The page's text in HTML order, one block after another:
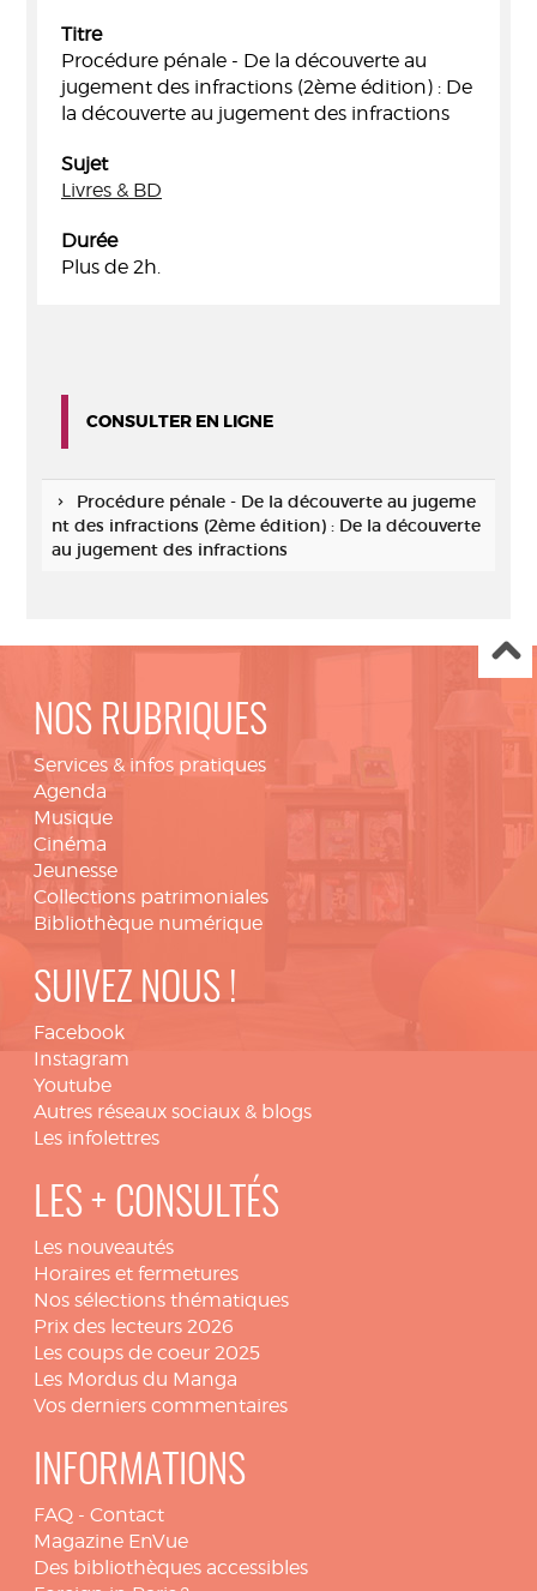
Titre
Procédure pénale - De la découverte au
jugement des infractions (2ème édition) : De
la découverte au jugement des infractions
Sujet
Livres & BD
Durée
Plus de 2h.
CONSULTER EN LIGNE
Procédure pénale - De la découverte au jugeme
nt des infractions (2ème édition) : De la découverte
au jugement des infractions
NOS RUBRIQUES
Services & infos pratiques
Agenda
Musique
Cinéma
Jeunesse
Collections patrimoniales
Bibliothèque numérique
SUIVEZ NOUS !
Facebook
Instagram
Youtube
Autres réseaux sociaux & blogs
Les infolettres
LES + CONSULTÉS
Les nouveautés
Horaires et fermetures
Nos sélections thématiques
Prix des lecteurs 2026
Les coups de coeur 2025
Les Mordus du Manga
Vos derniers commentaires
INFORMATIONS
FAQ - Contact
Magazine EnVue
Des bibliothèques accessibles